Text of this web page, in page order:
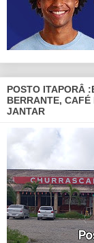
POSTO ITAPORÂ
BERRANTE,
JANTAR